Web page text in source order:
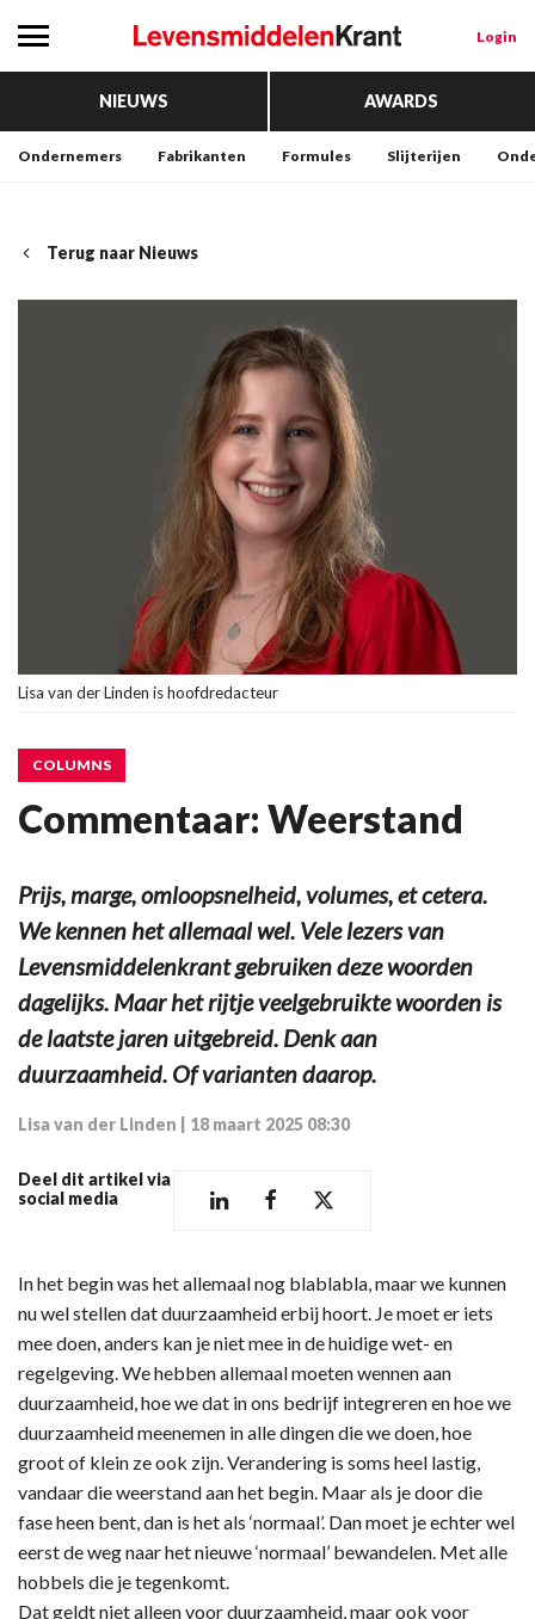
Login
NIEUWS AWARDS
Ondernemers Fabrikanten Formules Slijterijen
Terug naar Nieuws
Lisa van der Linden is hoofdredacteur
COLUMNS
Commentaar: Weerstand
Prijs, marge, omloopsnelheid, volumes, et cetera.
We kennen het allemaal wel. Vele lezers van
Levensmiddelenkrant gebruiken deze woorden
dagelijks. Maar het rijtje veelgebruikte woorden is
de laatste jaren uitgebreid. Denk aan
duurzaamheid. Of varianten daarop.
Lisa van der Linden 18 maart 2025 08:30
Deel dit artikel via
social media
In het begin was het allemaal nog blablabla, maar we kunnen
nu wel stellen dat duurzaamheid erbij hoort. Je moet er iets
mee doen, anders kan je niet mee in de huidige wet- en
regelgeving. We hebben allemaal moeten wennen aan
duurzaamheid, hoe we dat in ons bedrijf integreren en hoe we
duurzaamheid meenemen in alle dingen die we doen, hoe
groot of klein ze ook zijn. Verandering is soms heel lastig,
vandaar die weerstand aan het begin. Maar als je door die
fase heen bent, dan is het als ‘normaal’. Dan moet je echter wel
eerst de weg naar het nieuwe ‘normaal’ bewandelen. Met alle
hobbels die je tegenkomt.
Dat geldt niet alleen voor duurzaamheid, maar ook voor